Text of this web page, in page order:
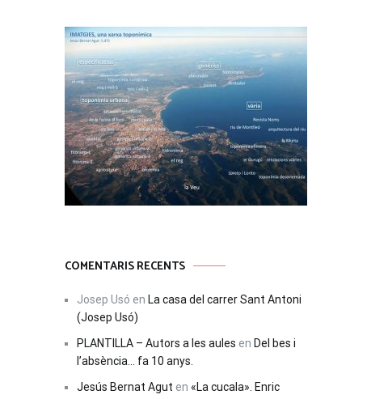
COMENTARIS RECENTS
Josep Usó en La casa del carrer Sant Antoni
(Josep Usó)
PLANTILLA – Autors a les aules en Del bes i
l’absència… fa 10 anys.
Jesús Bernat Agut en «La cucala». Enric